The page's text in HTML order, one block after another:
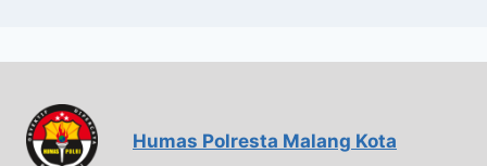
Humas Polresta Malang Kota